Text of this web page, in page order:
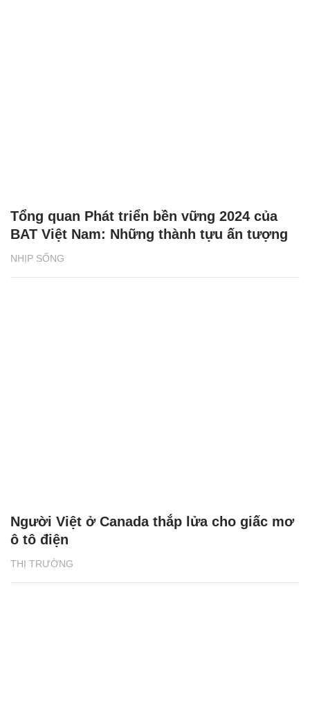
NHỊP SỐNG
Tổng quan Phát triển bền vững 2024 của
BAT Việt Nam: Những thành tựu ấn tượng
THỊ TRƯỜNG
Người Việt ở Canada thắp lửa cho giấc mơ
ô tô điện